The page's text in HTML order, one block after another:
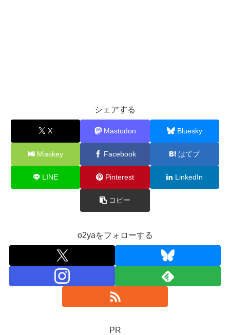
シェアする
X Mastodon Bluesky
Misskey Facebook はてブ
LINE Pinterest LinkedIn
コピー
o2yaをフォローする
PR